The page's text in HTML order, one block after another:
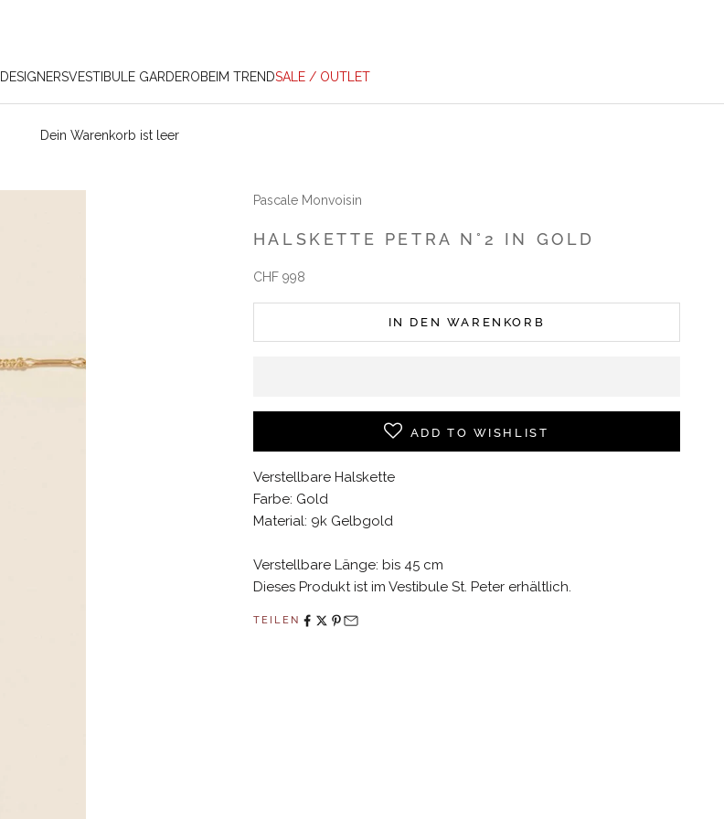
DESIGNERSVESTIBULE GARDEROBEIM TRENDSALE / OUTLET
Dein Warenkorb ist leer
Pascale Monvoisin
HALSKETTE PETRA N°2 IN GOLD
Angebot
CHF 998
IN DEN WARENKORB
ADD TO WISHLIST
Verstellbare Halskette
Farbe: Gold
Material: 9k Gelbgold
Verstellbare Länge: bis 45 cm
Dieses Produkt ist im Vestibule St. Peter erhältlich.
TEILEN